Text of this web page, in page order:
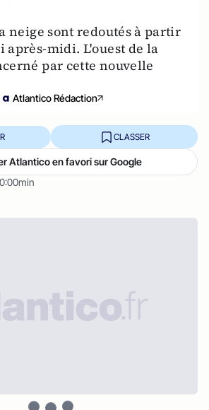
neige sont redoutés à partir
après-midi. L'ouest de la
par cette nouvelle
Atlantico Rédaction
0:00min
CLASSER
Atlantico en favori sur Google